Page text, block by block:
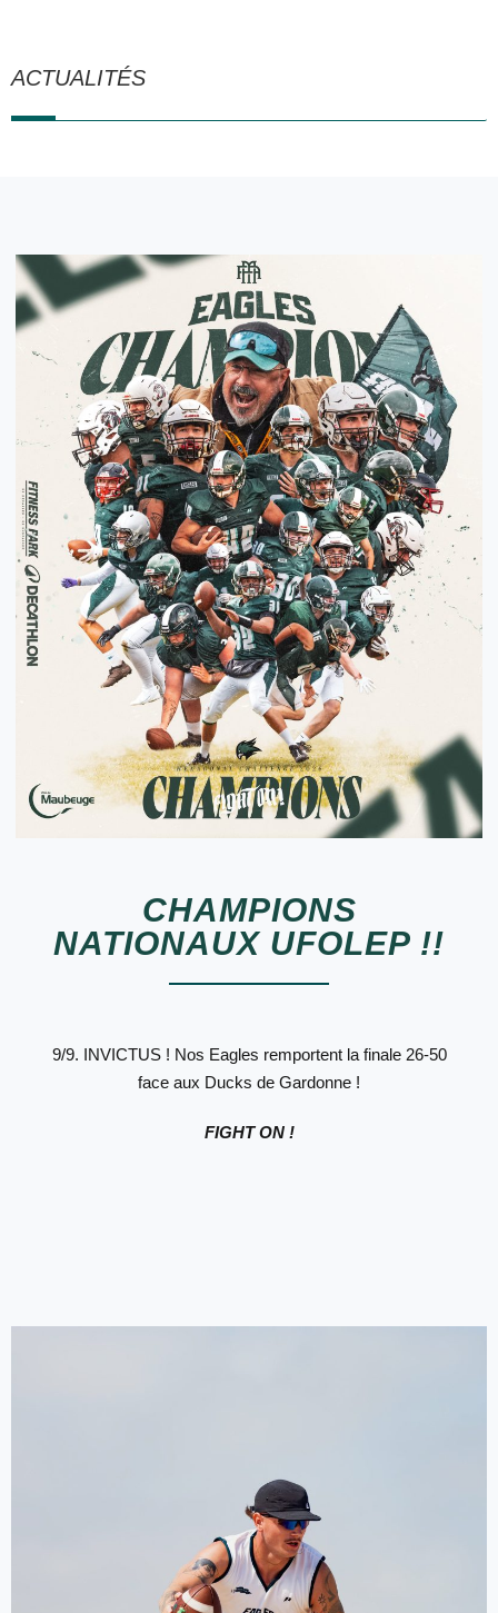
ACTUALITÉS
CHAMPIONS
NATIONAUX UFOLEP !!
9/9. INVICTUS ! Nos Eagles remportent la finale 26-50
face aux Ducks de Gardonne !
FIGHT ON !